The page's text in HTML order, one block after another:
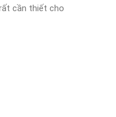
cần thiết cho